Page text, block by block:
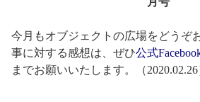
今月もオブジェクトの広場をどうぞ
事に対する感想は、ぜひ公式
までお願いいたします。（2020.02.26